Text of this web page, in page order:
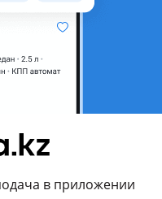
в приложении